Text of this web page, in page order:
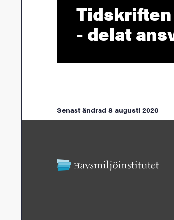
Tidskriften
- delat
Senast ändrad 8 augusti 2026